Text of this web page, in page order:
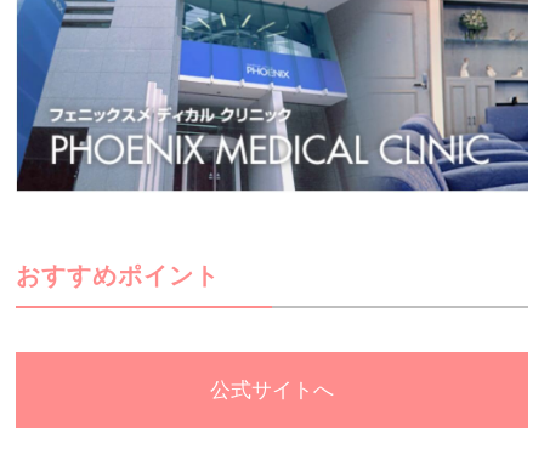
おすすめポイント
公式サイトへ